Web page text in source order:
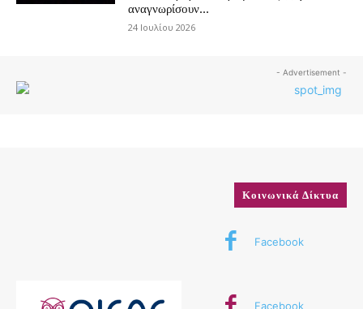
αναγνωρίσουν...
24 Ιουλίου 2026
- Advertisement -
Κοινωνικά Δίκτυα
Facebook
Facebook